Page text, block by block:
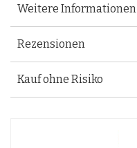
Weitere Informationen
Rezensionen
Kauf ohne Risiko